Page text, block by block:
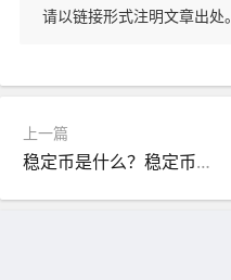
请以链接形式注明文章出处。
上一篇
稳定币是什么？稳定币有什么作用？